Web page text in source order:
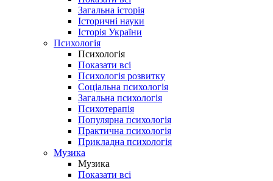
Загальна історія
Історичні науки
Історія України
Психологія
Психологія
Показати всі
Психологія розвитку
Соціальна психологія
Загальна психологія
Психотерапія
Популярна психологія
Практична психологія
Прикладна психологія
Музика
Музика
Показати всі